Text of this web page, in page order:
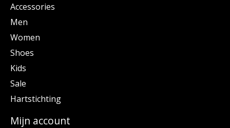
Accessories
Men
Women
Shoes
Kids
Sale
Hartstichting
Mijn account